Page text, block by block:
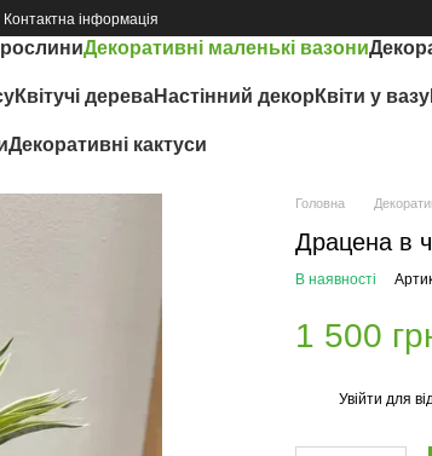
Контактна інформація
Декоративні маленькі вазони
Квітучі дереваНастінний декор Квіти у вазу
Декоративні кактуси
Головна
Драцена в
В наявності
1 500
Увійти для